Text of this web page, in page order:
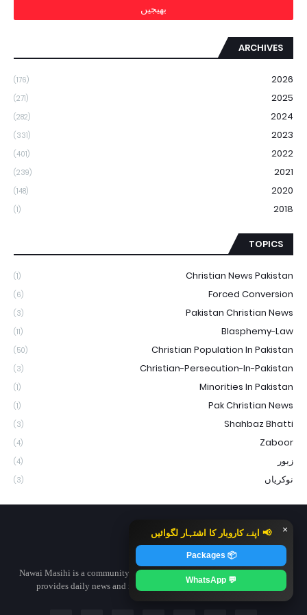
× 📢 اپنے کاروبار کا اشتہار لگوائیں
📦 Packages
💬 WhatsApp
ARCHIVES
2026
(176)
2025
(271)
2024
(282)
2023
(331)
2022
(401)
2021
(239)
2020
(148)
2018
(1)
TOPICS
Christian News Pakistan
(1)
Forced Conversion
(6)
Pakistan Christian News
(3)
Blasphemy-Law
(11)
Christian Population In Pakistan
(50)
Christian-Persecution-In-Pakistan
(3)
Minorities In Pakistan
(1)
Pak Christian News
(1)
Shahbaz Bhatti
(3)
Zaboor
(4)
زبور (4)
نوکریاں (3)
Nawai Masihi is a community-based informal digital media platform that
provides daily news and information about Pakistani Christians